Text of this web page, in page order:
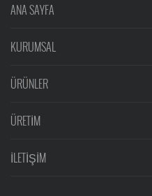
ANA SAYFA
KURUMSAL
ÜRÜNLER
ÜRETİM
İLETİŞİM